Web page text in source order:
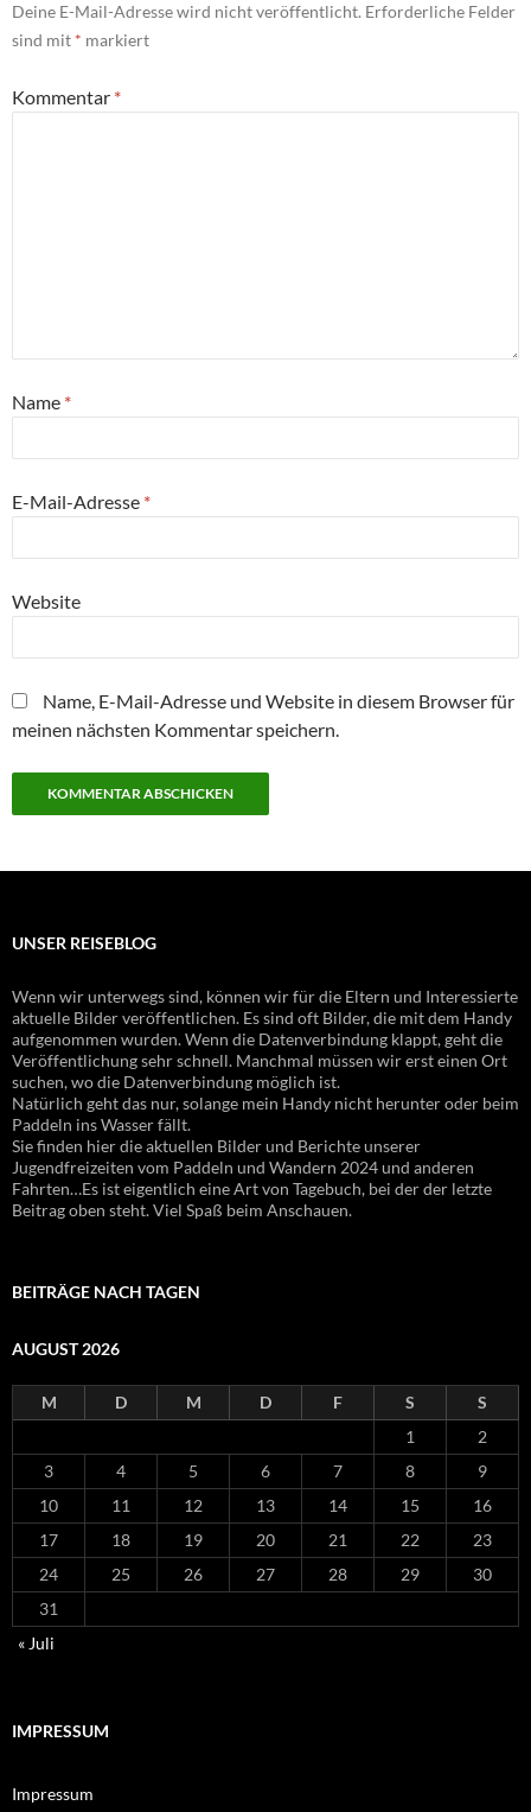
Deine E-Mail-Adresse wird nicht veröffentlicht. Erforderliche Felder
sind mit * markiert
Kommentar *
Name *
E-Mail-Adresse *
Website
Name, E-Mail-Adresse und Website in diesem Browser für
meinen nächsten Kommentar speichern.
UNSER REISEBLOG
Wenn wir unterwegs sind, können wir für die Eltern und Interessierte
aktuelle Bilder veröffentlichen. Es sind oft Bilder, die mit dem Handy
aufgenommen wurden. Wenn die Datenverbindung klappt, geht die
Veröffentlichung sehr schnell. Manchmal müssen wir erst einen Ort
suchen, wo die Datenverbindung möglich ist.
Natürlich geht das nur, solange mein Handy nicht herunter oder beim
Paddeln ins Wasser fällt.
Sie finden hier die aktuellen Bilder und Berichte unserer
Jugendfreizeiten vom Paddeln und Wandern 2024 und anderen
Fahrten…Es ist eigentlich eine Art von Tagebuch, bei der der letzte
Beitrag oben steht. Viel Spaß beim Anschauen.
BEITRÄGE NACH TAGEN
AUGUST 2026
M D M D F S
S
1
2
3
4 5 6 7 8
9
10
11 12 13 14 15
16
17
18 19 20 21 22
23
24
25 26 27 28 29
30
31
« Juli
IMPRESSUM
Impressum